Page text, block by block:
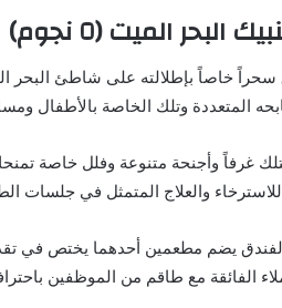
الميت (٥ نجوم)
سحراً خاصاً بإطلالته على شاطئ البحر
المتعددة وتلك الخاصة بالأطفال
غرفاً وأجنحة متنوعة وفلل خاصة
للاسترخاء والعلاج المتمثل في جلسات
يضم مطعمين أحدهما يختص في
الفائقة مع طاقم من الموظفين